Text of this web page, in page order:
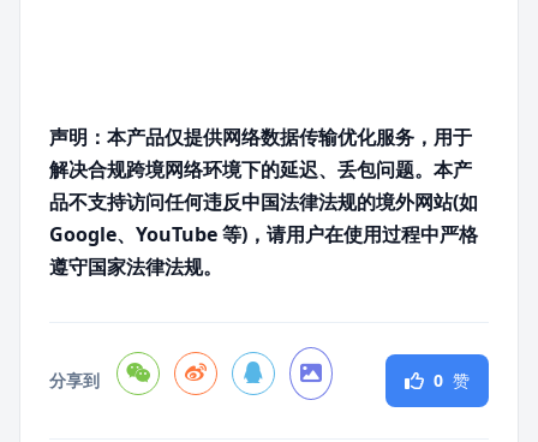
声明：本产品仅提供网络数据传输优化服务，用于
解决合规跨境网络环境下的延迟、丢包问题。本产
品不支持访问任何违反中国法律法规的境外网站(如
Google、YouTube 等)，请用户在使用过程中严格
遵守国家法律法规。
分享到 0 赞